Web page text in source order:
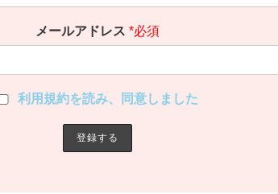
メールアドレス *必須
利用規約を読み、同意しました